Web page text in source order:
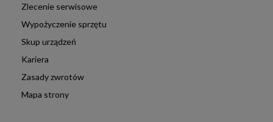
Zlecenie serwisowe
Wypożyczenie sprzętu
Skup urządzeń
Kariera
Zasady zwrotów
Mapa strony